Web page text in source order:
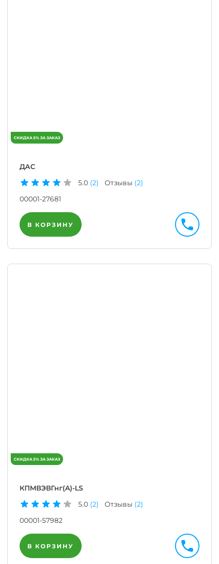
ДАС
5.0 (2) Отзывы (2)
00001-27681
В КОРЗИНУ
КПМВЭВГнг(A)-LS
5.0 (2) Отзывы (2)
00001-57982
В КОРЗИНУ